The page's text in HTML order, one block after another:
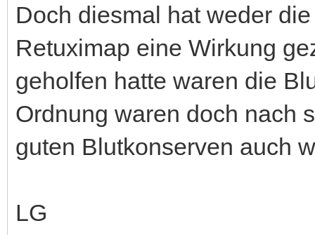
Doch diesmal hat weder
Retuximap eine Wirkung
geholfen hatte waren die
Ordnung waren doch nach
guten Blutkonserven auch
LG